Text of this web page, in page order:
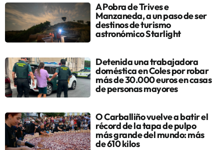
A Pobra de Trives e
Manzaneda, a un paso de ser
destinos de turismo
astronómico Starlight
Detenida una trabajadora
doméstica en Coles por robar
más de 30.000 euros en casas
de personas mayores
O Carballiño vuelve a batir el
récord de la tapa de pulpo
más grande del mundo: más
de 610 kilos